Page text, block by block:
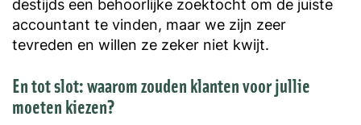
accountant te vinden, maar we zijn zeer
tevreden en willen ze zeker niet kwijt.
En tot slot: waarom zouden klanten voor jullie
moeten kiezen?